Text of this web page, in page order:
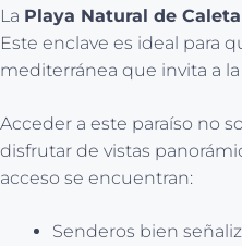
La Playa Natural de
Este enclave es ideal para
mediterránea que invita a
Acceder a este paraíso no
disfrutar de vistas
acceso se encuentran:
Senderos bien